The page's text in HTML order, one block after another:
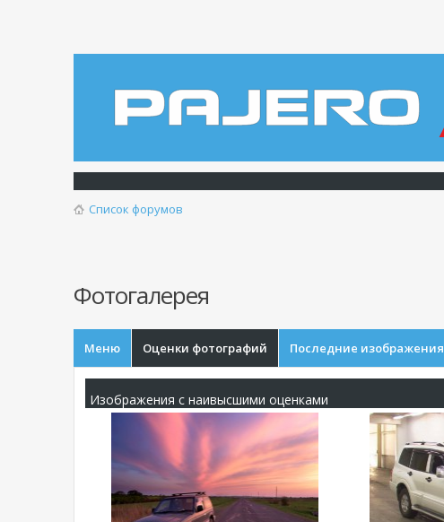
Список форумов
Фотогалерея
Меню Оценки фотографий Последние изображения
Изображения с наивысшими оценками